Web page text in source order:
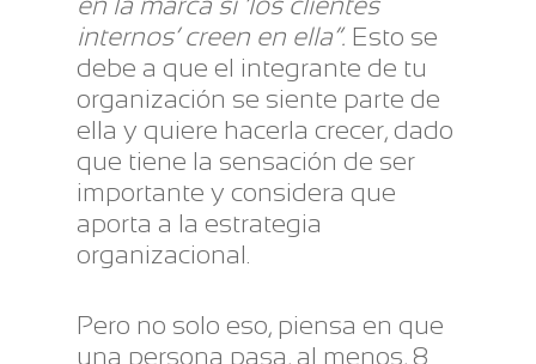
internos’ creen en ella”. Esto se
debe a que el integrante de tu
organización se siente parte de
ella y quiere hacerla crecer, dado
que tiene la sensación de ser
importante y considera que
aporta a la estrategia
organizacional.
Pero no solo eso, piensa en que
una persona pasa, al menos, 8